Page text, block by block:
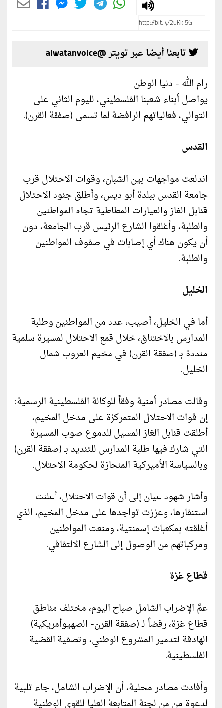
تابعنا أيضا عبر تويتر @alwatanvoice
رام الله - دنيا الوطن
يواصل أبناء شعبنا الفلسطيني، لليوم الثاني على
التوالي، فعالياتهم الرافضة لما تسمى (صفقة القرن).
القدس
اندلعت مواجهات بين الشبان، وقوات الاحتلال قرب
جامعة القدس ببلدة أبو ديس، وأطلق جنود الاحتلال
قنابل الغاز والعيارات المطاطية تجاه المواطنين
والطلبة، وأغلقوا الشارع الرئيس قرب الجامعة، دون
أن يكون هناك أي إصابات في صفوف المواطنين
والطلبة.
الخليل
أما في الخليل، أصيب، عدد من المواطنين وطلبة
المدارس بالاختناق، خلال قمع الاحتلال لمسيرة سلمية
منددة بـ (صفقة القرن) في مخيم العروب شمال
الخليل.
وقالت مصادر أمنية وفقاً للوكالة الفلسطينية الرسمية:
إن قوات الاحتلال المتمركزة على مدخل المخيم،
أطلقت قنابل الغاز المسيل للدموع صوب المسيرة
التي شارك فيها طلبة المدارس للتنديد بـ (صفقة القرن)
وبالسياسة الأميركية المنحازة لحكومة الاحتلال.
وأشار شهود عيان إلى أن قوات الاحتلال، أعلنت
استنفارها، وعززت تواجدها على مدخل المخيم، الذي
أغلقته بمكعبات إسمنتية، ومنعت المواطنين
ومركباتهم من الوصول إلى الشارع الالتفافي.
قطاع غزة
عمَّ الإضراب الشامل صباح اليوم، مختلف مناطق
قطاع غزة، رفضاً لـ (صفقة القرن- الصهيوأمريكية)
الهادفة لتدمير المشروع الوطني، وتصفية القضية
الفلسطينية.
وأفادت مصادر محلية، أن الإضراب الشامل، جاء تلبية
لدعوة من من لجنة المتابعة العليا للقوى الوطنية